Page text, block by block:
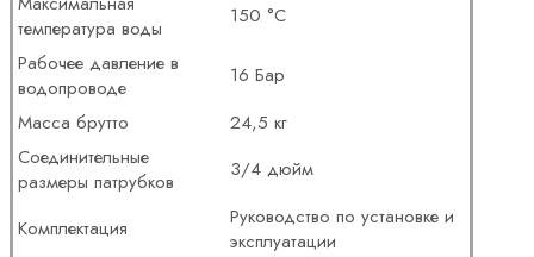
температура воды
150 °С
Рабочее давление в
водопроводе
16 Бар
Масса брутто
24,5 кг
Соединительные
размеры патрубков
3/4 дюйм
Комплектация
Руководство по установке и
эксплуатации